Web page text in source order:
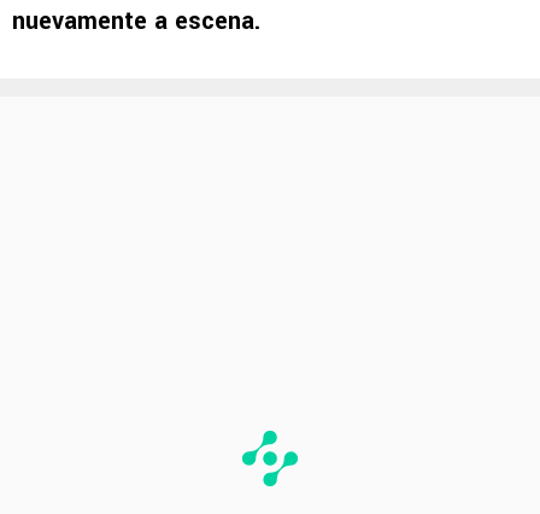
nuevamente a escena.